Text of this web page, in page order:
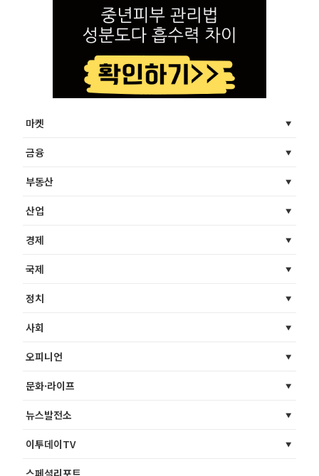
마켓
금융
부동산
산업
경제
국제
정치
사회
오피니언
문화·라이프
뉴스발전소
이투데이TV
스페셜리포트